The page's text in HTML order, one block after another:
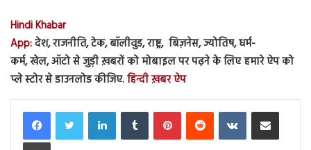
Hindi Khabar
App:देश, राजनीति, टेक, बॉलीवुड, राष्ट्र, बिज़नेस, ज्योतिष, धर्म-
कर्म, खेल, ऑटो से जुड़ी ख़बरों को मोबाइल पर पढ़ने के लिए हमारे ऐप को
प्ले स्टोर से डाउनलोड कीजिए.हिन्दी ख़बर ऐप
LinkedInTumblr PinterestReddit VKontakteShare via Email
Print